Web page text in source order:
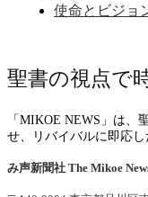
使命とビジョ
聖書の視点で
「MIKOE NEWS」は、
せ、リバイバルに即応し
み声新聞社 The Mikoe